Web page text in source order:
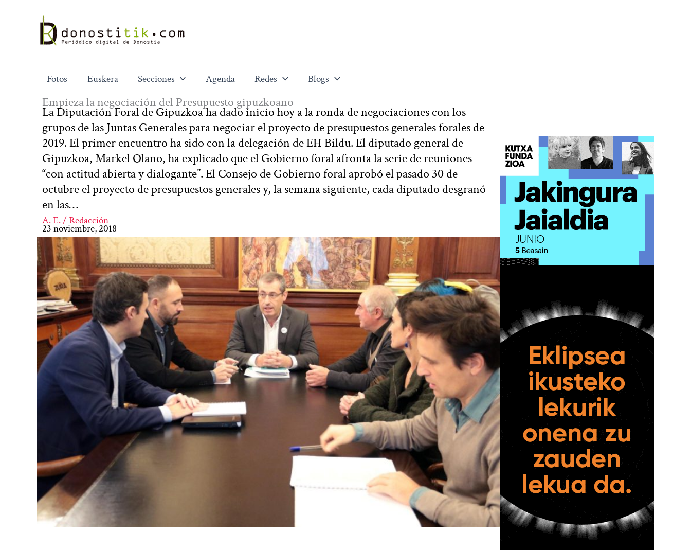
contenido
Fotos Euskera Secciones Agenda Redes Blogs
Empieza la negociación del Presupuesto gipuzkoano
La Diputación Foral de Gipuzkoa ha dado inicio hoy a la ronda de negociaciones con los
grupos de las Juntas Generales para negociar el proyecto de presupuestos generales forales de
2019. El primer encuentro ha sido con la delegación de EH Bildu. El diputado general de
Gipuzkoa, Markel Olano, ha explicado que el Gobierno foral afronta la serie de reuniones
“con actitud abierta y dialogante”. El Consejo de Gobierno foral aprobó el pasado 30 de
octubre el proyecto de presupuestos generales y, la semana siguiente, cada diputado desgranó
en las…
A. E. / Redacción
23 noviembre, 2018